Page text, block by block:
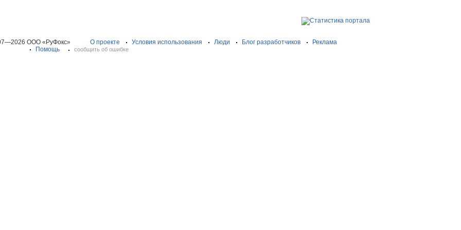
ООО «РуФокс» О проекте Условия использования Люди Блог разработчиков
Реклама
Помощь
сообщить об ошибке